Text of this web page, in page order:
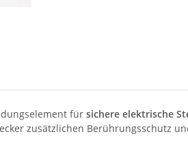
für sichere elektrische
zusätzlichen Berührungsschutz